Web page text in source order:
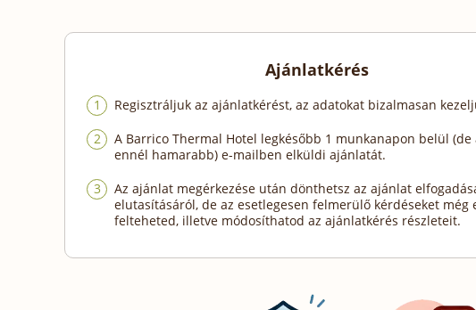
Ajánlatkérés
Regisztráljuk az ajánlatkérést, az adatokat bizalmasan
A Barrico Thermal Hotel legkésőbb 1 munkanapon belül (de
ennél hamarabb) e-mailben elküldi ajánlatát.
Az ajánlat megérkezése után dönthetsz az ajánlat
elutasításáról, de az esetlegesen felmerülő kérdéseket még
felteheted, illetve módosíthatod az ajánlatkérés részleteit.